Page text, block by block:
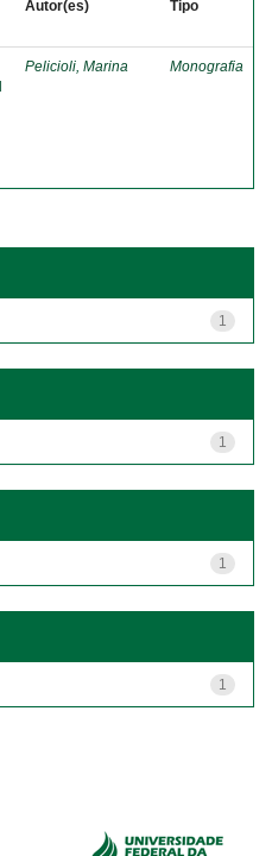
Autor(es) Tipo
Pelicioli, Marina Monografia
1
1
1
1